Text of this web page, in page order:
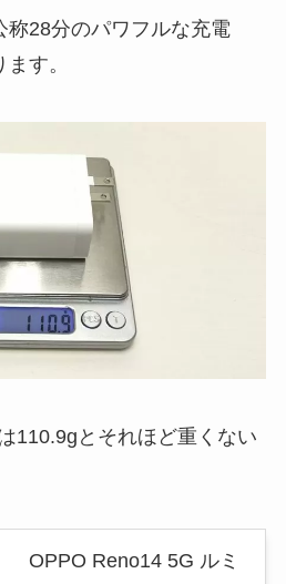
28分のパワフルな充電
す。
110.9gとそれほど重くない
OPPO Reno14 5G ルミ